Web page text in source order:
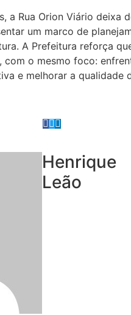
a Rua Orion Viário deixa
um marco de
A Prefeitura reforça
com o mesmo foco:
e melhorar a qualidade
Henrique
Leão